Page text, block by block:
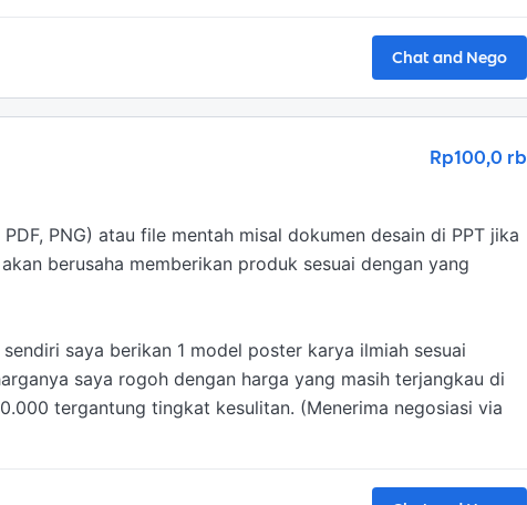
Chat and Nego
Rp100,0 rb
PNG) atau file mentah misal dokumen desain di PPT jika
berusaha memberikan produk sesuai dengan yang
saya berikan 1 model poster karya ilmiah sesuai
saya rogoh dengan harga yang masih terjangkau di
tergantung tingkat kesulitan. (Menerima negosiasi via